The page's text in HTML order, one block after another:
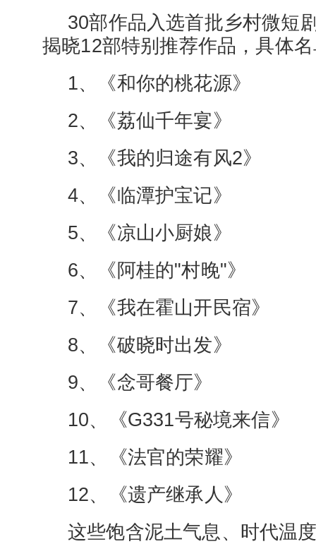
30部作品入选首批乡村微短
揭晓12部特别推荐作品，具体
1、《和你的桃花源》
2、《荔仙千年宴》
3、《我的归途有风2》
4、《临潭护宝记》
5、《凉山小厨娘》
6、《阿桂的"村晚"》
7、《我在霍山开民宿》
8、《破晓时出发》
9、《念哥餐厅》
10、《G331号秘境来信》
11、《法官的荣耀》
12、《遗产继承人》
这些饱含泥土气息、时代温